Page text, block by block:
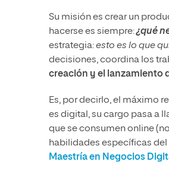
Su misión es crear un
hacerse es siempre:¿qué
estrategia:esto es lo que
decisiones, coordina los
creación y el lanzamiento
Es, por decirlo, el máximo
es digital, su cargo pasa a
que se consumen online
habilidades específicas
Maestría en Negocios